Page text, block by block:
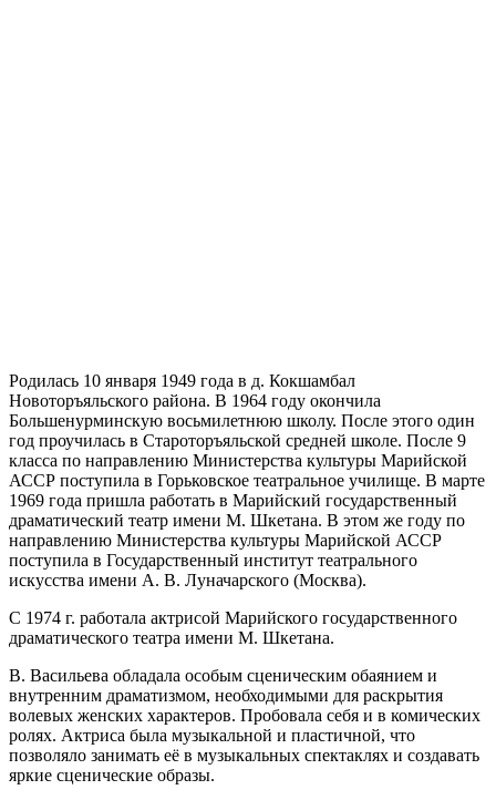
Родилась 10 января 1949 года в д. Кокшамбал
Новоторъяльского района. В 1964 году окончила
Большенурминскую восьмилетнюю школу. После этого один
год проучилась в Староторъяльской средней школе. После 9
класса по направлению Министерства культуры Марийской
АССР поступила в Горьковское театральное училище. В марте
1969 года пришла работать в Марийский государственный
драматический театр имени М. Шкетана. В этом же году по
направлению Министерства культуры Марийской АССР
поступила в Государственный институт театрального
искусства имени А. В. Луначарского (Москва).
С 1974 г. работала актрисой Марийского государственного
драматического театра имени М. Шкетана.
В. Васильева обладала особым сценическим обаянием и
внутренним драматизмом, необходимыми для раскрытия
волевых женских характеров. Пробовала себя и в комических
ролях. Актриса была музыкальной и пластичной, что
позволяло занимать её в музыкальных спектаклях и создавать
яркие сценические образы.